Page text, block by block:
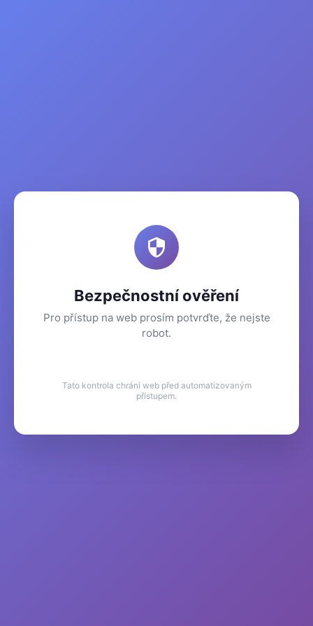
Bezpečnostní ověření
Pro přístup na web prosím potvrďte, že nejste
robot.
Tato kontrola chrání web před automatizovaným
přístupem.